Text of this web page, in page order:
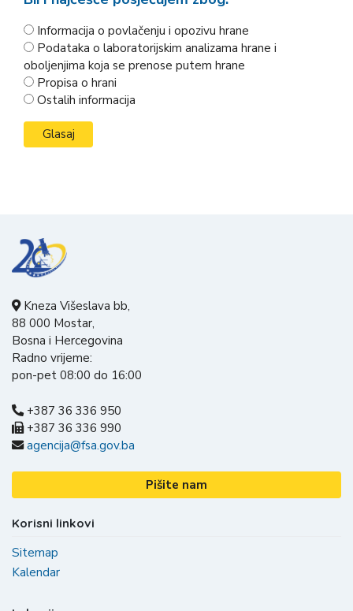
Informacija o povlačenju i opozivu hrane
Podataka o laboratorijskim analizama hrane i
oboljenjima koja se prenose putem hrane
Propisa o hrani
Ostalih informacija
Kneza Višeslava bb,
88 000 Mostar,
Bosna i Hercegovina
Radno vrijeme:
pon-pet 08:00 do 16:00
+387 36 336 950
+387 36 336 990
agencija@fsa.gov.ba
Pišite nam
Korisni linkovi
Sitemap
Kalendar